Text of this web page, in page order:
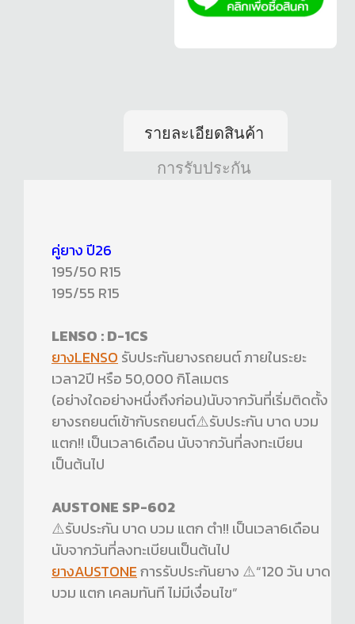
รายละเอียดสินค้า
การรับประกัน
คู่ยาง ปี26
195/50 R15
195/55 R15
LENSO : D-1CS
ยางLENSOรับประกันยางรถยนต์ ภายในระยะ
เวลา2ปี หรือ 50,000 กิโลเมตร
(อย่างใดอย่างหนึ่งถึงก่อน)นับจากวันที่เริ่มติดตั้ง
ยางรถยนต์เข้ากับรถยนต์⚠️รับประกัน บาด บวม
แตก!! เป็นเวลา6เดือน นับจากวันที่ลงทะเบียน
เป็นต้นไป
AUSTONE SP-602
⚠️รับประกัน บาด บวม แตก ตำ!! เป็นเวลา6เดือน
นับจากวันที่ลงทะเบียนเป็นต้นไป
ยางAUSTONEการรับประกันยาง ⚠️“120 วัน บาด
บวม แตก เคลมทันที ไม่มีเงื่อนไข”